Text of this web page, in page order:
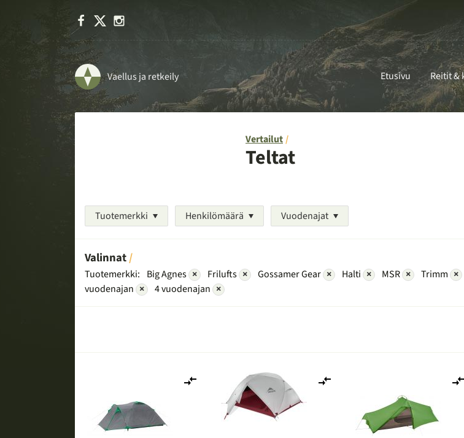
Facebook
Vaellus ja retkeily Etusivu Reitit &
Vertailut
Teltat
Tuotemerkki Henkilömäärä Vuodenajat
Valinnat
Tuotemerkki: Big Agnes × Frilufts × Gossamer Gear × Halti × MSR × Trimm ×
vuodenajan × 4 vuodenajan ×
vertailuun